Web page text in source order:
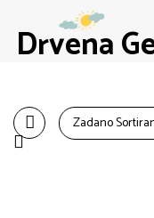
Drvena
Zadano